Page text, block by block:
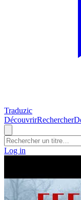
Traduzic
DécouvrirRechercher
Log in